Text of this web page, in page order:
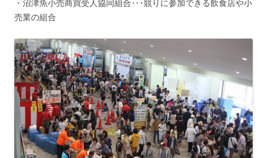
・沼津魚小売商買受人協同組合‥･競りに参加できる飲食店や小
売業の組合